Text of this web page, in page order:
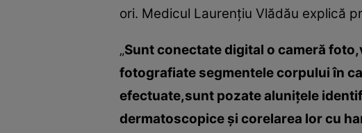
ori. Medicul Laurenţiu Vlădău explică
„Sunt conectate digital o cameră
fotografiate segmentele corpului în
efectuate,sunt pozate aluniţele
dermatoscopice şi corelarea lor cu